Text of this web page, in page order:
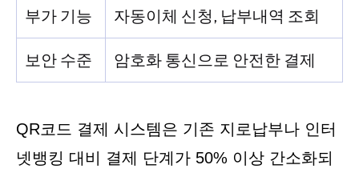
부가 기능 자동이체 신청, 납부내역 조회
보안 수준 암호화 통신으로 안전한 결제
QR코드 결제 시스템은 기존 지로납부나 인터
넷뱅킹 대비 결제 단계가 50% 이상 간소화되